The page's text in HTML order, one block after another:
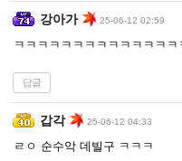
강아가 25-06-12 02:59
ㅋㅋㅋㅋㅋㅋㅋㅋㅋㅋㅋㅋㅋㅋ
답글
갑각 25-06-12 04:33
ㄹㅇ 순수악 데빌구 ㅋㅋㅋ